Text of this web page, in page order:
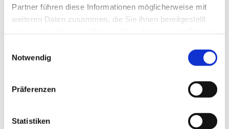
Partner führen diese Informationen möglicherweise mit
weiteren Daten zusammen, die Sie ihnen bereitgestellt
Notwendig
Präferenzen
Statistiken